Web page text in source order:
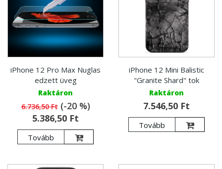
iPhone 12 Pro Max Nuglas
edzett üveg
Raktáron
6.736,50 Ft(-20 %)
5.386,50 Ft
Tovább
iPhone 12 Mini Balistic
"Granite Shard" tok
Raktáron
7.546,50 Ft
Tovább